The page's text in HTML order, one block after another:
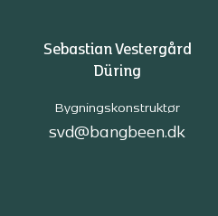
Sebastian Vestergård
Düring
Bygningskonstruktør
svd@bangbeen.dk